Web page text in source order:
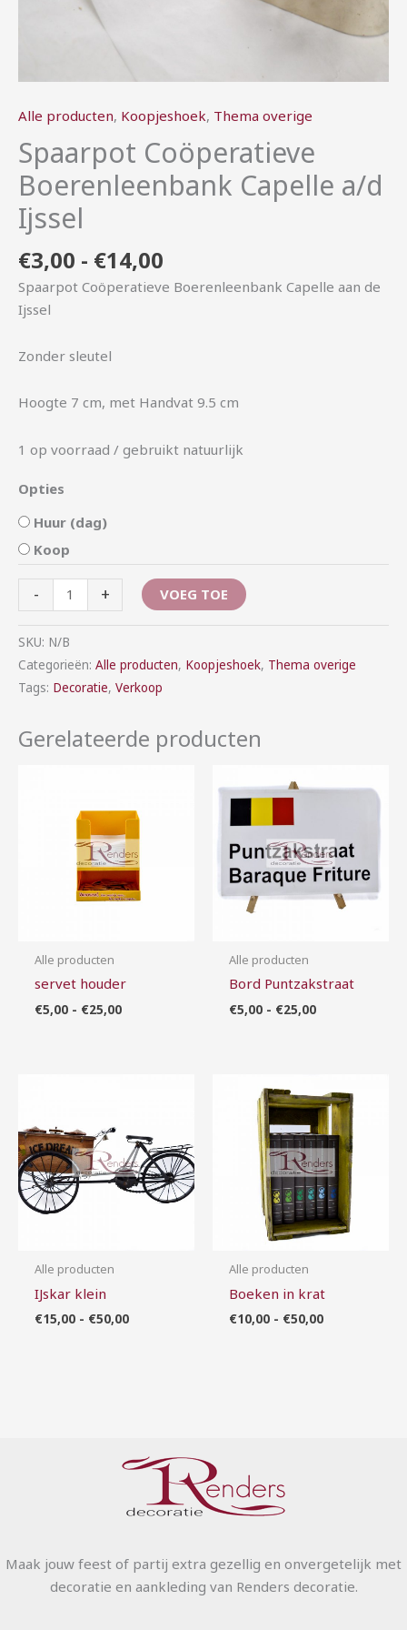
Alle producten, Koopjeshoek, Thema overige
Spaarpot Coöperatieve
Boerenleenbank Capelle a/d
Ijssel
€3,00 - €14,00
Spaarpot Coöperatieve Boerenleenbank Capelle aan de
Ijssel
Zonder sleutel
Hoogte 7 cm, met Handvat 9.5 cm
1 op voorraad / gebruikt natuurlijk
Opties
Huur (dag)
Koop
- + VOEG TOE
SKU: N/B
Categorieën: Alle producten, Koopjeshoek, Thema overige
Tags: Decoratie, Verkoop
Gerelateerde producten
Alle producten
servet houder
€5,00 - €25,00
€25,00
Alle producten
Bord Puntzakstraat
€5,00 - €25,00
€5,00
Alle producten
IJskar klein
€15,00 - €50,00
Alle producten
Boeken in krat
€10,00 - €50,00
€10,00
tot
€50,00
Maak jouw feest of partij extra gezellig en onvergetelijk met
decoratie en aankleding van Renders decoratie.